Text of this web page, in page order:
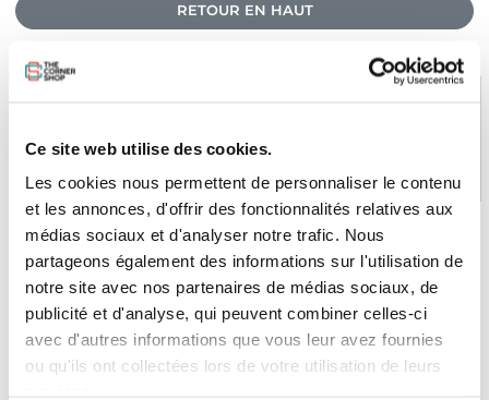
Ce site web utilise des cookies.
Les cookies nous permettent de personnaliser le contenu
et les annonces, d'offrir des fonctionnalités relatives aux
médias sociaux et d'analyser notre trafic. Nous
partageons également des informations sur l'utilisation de
notre site avec nos partenaires de médias sociaux, de
publicité et d'analyse, qui peuvent combiner celles-ci
avec d'autres informations que vous leur avez fournies
ou qu'ils ont collectées lors de votre utilisation de leurs
RETOUR EN HAUT
PAIEMENT SÉCURISÉ
SERVICE CLIENT
Une équipe de passionnés
FRAIS DE PORT OFFERTS
À partir de 99€ d’achat*